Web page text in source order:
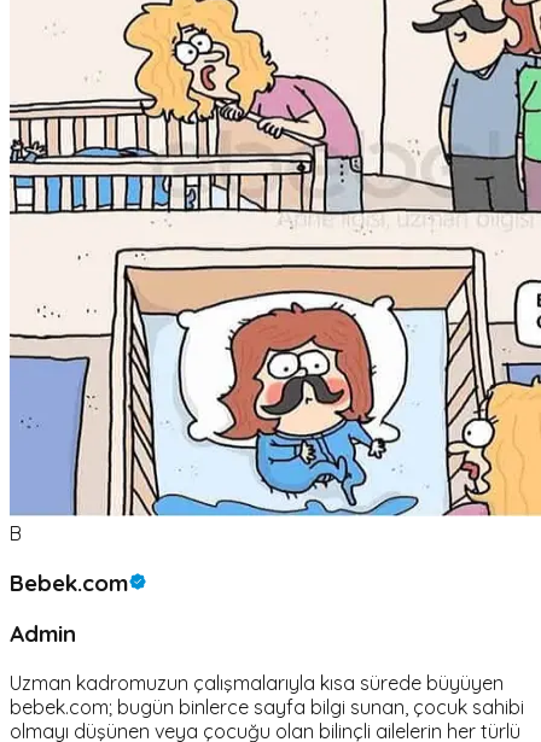
B
Bebek.com
Admin
Uzman kadromuzun çalışmalarıyla kısa sürede büyüyen
bebek.com; bugün binlerce sayfa bilgi sunan, çocuk sahibi
olmayı düşünen veya çocuğu olan bilinçli ailelerin her türlü